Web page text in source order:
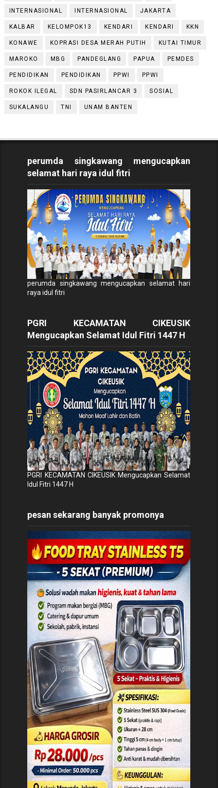
INTERNASIONAL INTERNASIONAL JAKARTA
KALBAR KELOMPOK13 KENDARI KENDARI KKN
KONAWE KOPRASI DESA MERAH PUTIH KUTAI TIMUR
MAROKO MBG PANDEGLANG PAPUA PEMDES
PENDIDIKAN PENDIDIKAN PPWI PPWI
ROKOK ILEGAL SDN PASIRLANCAR 3 SOSIAL
SUKALANGU TNI UNAM BANTEN
perumda singkawang mengucapkan
selamat hari raya idul fitri
perumda singkawang mengucapkan selamat hari
raya idul fitri
PGRI KECAMATAN CIKEUSIK
Mengucapkan Selamat Idul Fitri 1447 H
PGRI KECAMATAN CIKEUSIK Mengucapkan Selamat
Idul Fitri 1447 H
pesan sekarang banyak promonya